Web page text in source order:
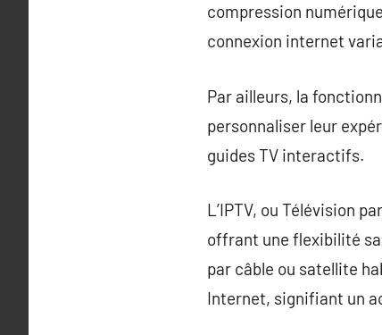
compression
connexion internet
Par ailleurs, la
personnaliser leur
guides TV interactifs.
L’IPTV, ou Télévision
offrant une flexibilité
par câble ou satellite
Internet, signifiant un